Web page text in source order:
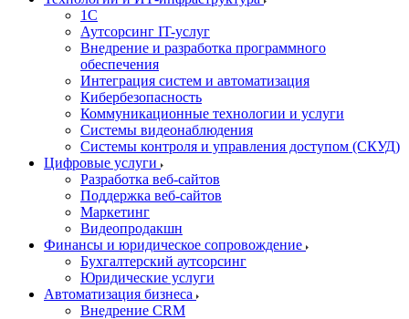
1С
Аутсорсинг IT-услуг
Внедрение и разработка программного
обеспечения
Интеграция систем и автоматизация
Кибербезопасность
Коммуникационные технологии и услуги
Системы видеонаблюдения
Системы контроля и управления доступом (СКУД)
Цифровые услуги
Разработка веб-сайтов
Поддержка веб-сайтов
Маркетинг
Видеопродакшн
Финансы и юридическое сопровождение
Бухгалтерский аутсорсинг
Юридические услуги
Автоматизация бизнеса
Внедрение CRM